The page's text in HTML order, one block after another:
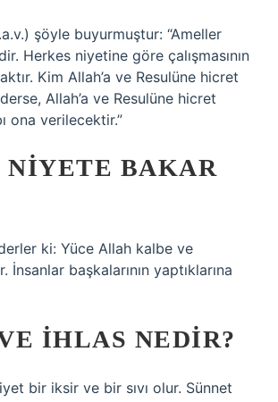
şöyle buyurmuştur: “Ameller
Herkes niyetine göre çalışmasının
Kim Allah’a ve Resulüne hicret
Allah’a ve Resulüne hicret
ona verilecektir.”
BAKAR
ki: Yüce Allah kalbe ve
İnsanlar başkalarının yaptıklarına
IHLAS NEDIR?
bir iksir ve bir sıvı olur. Sünnet